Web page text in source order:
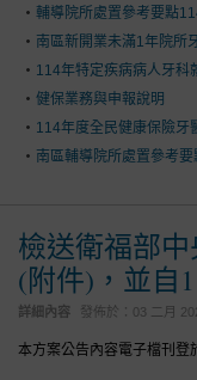
輔導院所處置參考要點
南區新開業未滿1年院所
114年特定疾病病人牙科
健保業務與申報說明
114年度全民健康保險牙
南區輔導院所處置參考
檢送衛福部
(附件)，並自
詳細內容 發佈於： 03 二月
本方案公告內容電子檔刊登